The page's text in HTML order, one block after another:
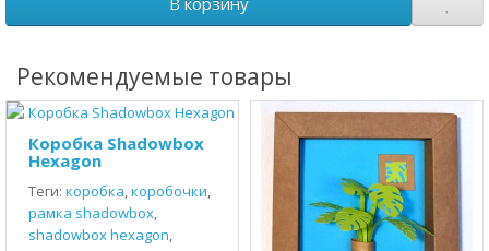
Рекомендуемые товары
Коробка Shadowbox
Hexagon
Теги: коробка,коробочки,
рамка shadowbox,
shadowbox hexagon,